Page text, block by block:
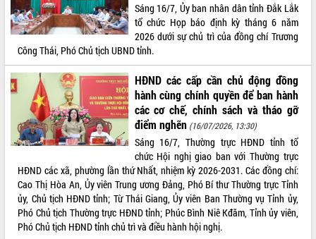
Trình diễn nghệ thuật chế biến các
món ăn từ sầu riêng
Đắk Lắk công bố Quy hoạch và xúc
tiến đầu tư tỉnh
Ngành cá ngừ Đắk Lắk chủ động thích
ứng để giữ vững thị trường xuất khẩu
Diễn đàn Kinh tế tư nhân Việt Nam đột
phá cơ chế - Hợp tác công tư
Đề án 06 tạo bước ngoặt đột phá trong
Kết nối tour, đẩy mạnh chuyển đổi số
để phát triển du lịch Đắk Lắk
Khởi động Dự án Đầu tư xây dựng hạ
tầng kỹ thuật Cụm công nghiệp Tân
Tiến
Sáng 16/7, Ủy ban nhân dân tỉnh Đắk Lắk
tổ chức Họp báo định kỳ tháng 6 năm
2026 dưới sự chủ trì của đồng chí Trương
Công Thái, Phó Chủ tịch UBND tỉnh.
HĐND các cấp cần chủ động đồng
hành cùng chính quyền để ban hành
các cơ chế, chính sách và tháo gỡ
điểm nghẽn (16/07/2026, 13:30)
Sáng 16/7, Thường trực HĐND tỉnh tổ
chức Hội nghị giao ban với Thường trực
HĐND các xã, phường lần thứ Nhất, nhiệm kỳ 2026-2031. Các đồng chí:
Cao Thị Hòa An, Ủy viên Trung ương Đảng, Phó Bí thư Thường trực Tỉnh
ủy, Chủ tịch HĐND tỉnh; Từ Thái Giang, Ủy viên Ban Thường vụ Tỉnh ủy,
Phó Chủ tịch Thường trực HĐND tỉnh; Phúc Bình Niê Kđăm, Tỉnh ủy viên,
Phó Chủ tịch HĐND tỉnh chủ trì và điều hành hội nghị.